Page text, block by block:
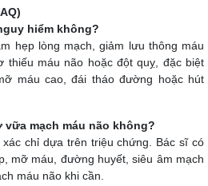
hiểm không?
hẹp lòng mạch, giảm lưu thông máu
thiếu máu não hoặc đột quỵ, đặc biệt
máu cao, đái tháo đường hoặc hút
mạch máu não không?
chỉ dựa trên triệu chứng. Bác sĩ có
mỡ máu, đường huyết, siêu âm mạch
máu não khi cần.